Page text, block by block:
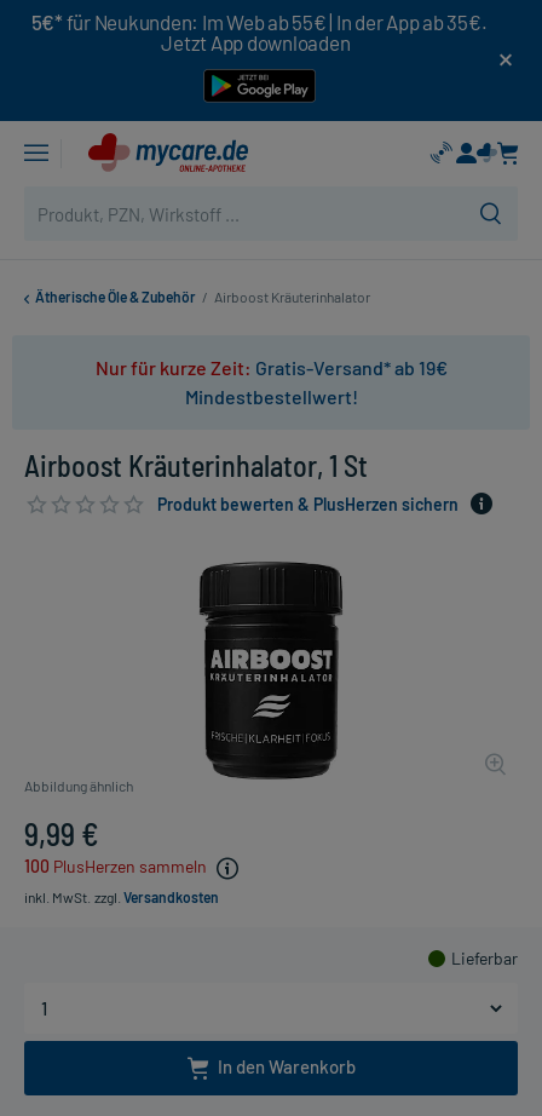
5€* für Neukunden: Im Web ab 55€ | In der App ab 35€.
Jetzt App downloaden
Ätherische Öle & Zubehör / Airboost Kräuterinhalator
Nur für kurze Zeit: Gratis-Versand* ab 19€
Mindestbestellwert!
Airboost Kräuterinhalator, 1 St
Produkt bewerten & PlusHerzen sichern
Abbildung ähnlich
9,99 €
100 PlusHerzen sammeln
inkl. MwSt. zzgl. Versandkosten
Lieferbar
In den Warenkorb